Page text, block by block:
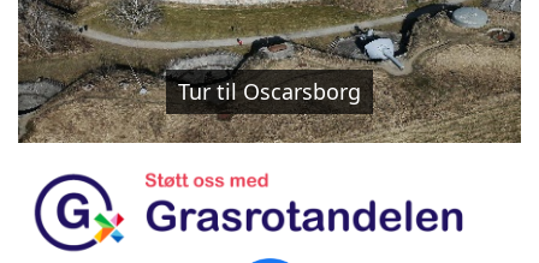
Tur til Oscarsborg